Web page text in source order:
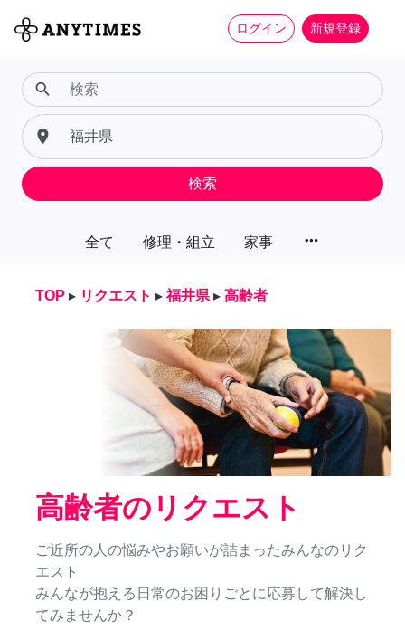
ログイン 新規登録
全て 修理・組立 家事 more_horiz
search
place
検索
TOP ▸ リクエスト ▸ 福井県 ▸ 高齢者
高齢者のリクエスト
ご近所の人の悩みやお願いが詰まったみんなのリク
エスト
みんなが抱える日常のお困りごとに応募して解決し
てみませんか？